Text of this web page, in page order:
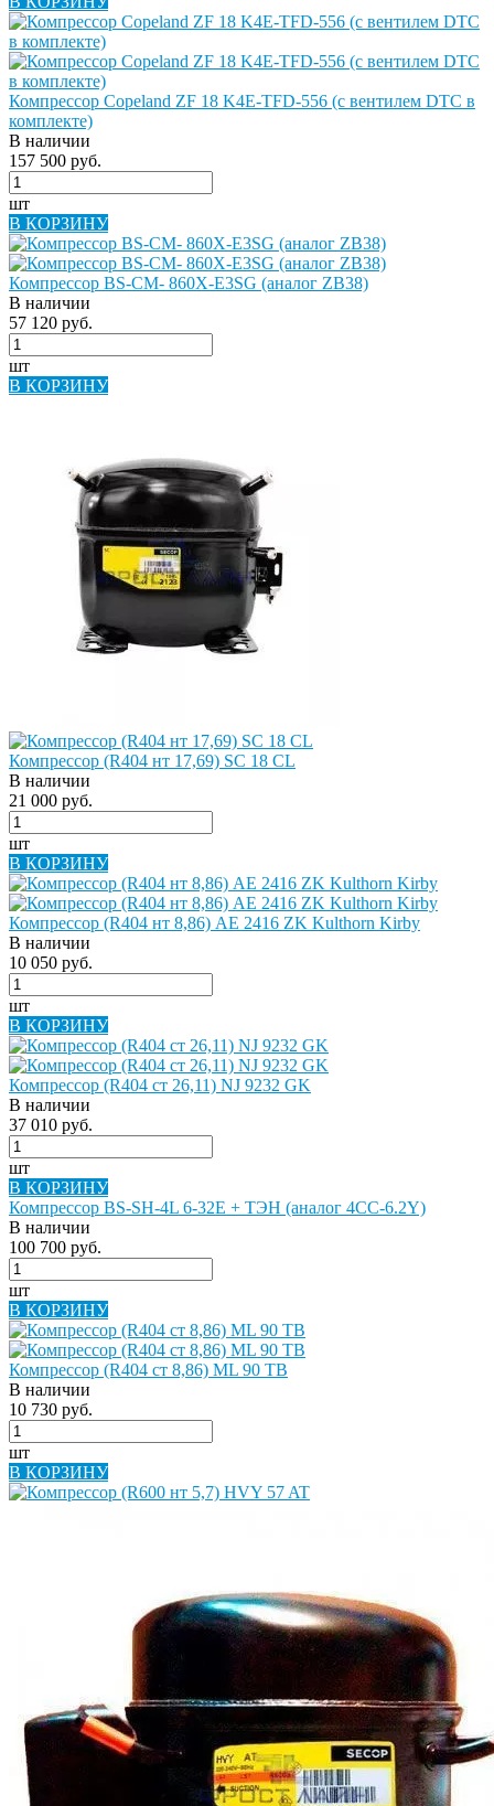
Компрессор Copeland ZF 18 K4E-TFD-556 (с вентилем DTC в
комплекте)
В наличии
157 500 руб.
шт
В КОРЗИНУ
Компрессор BS-CM- 860X-E3SG (аналог ZB38)
В наличии
57 120 руб.
шт
В КОРЗИНУ
Компрессор (R404 нт 17,69) SC 18 СL
В наличии
21 000 руб.
шт
В КОРЗИНУ
Компрессор (R404 нт 8,86) AE 2416 ZK Kulthorn Kirby
В наличии
10 050 руб.
шт
В КОРЗИНУ
Компрессор (R404 ст 26,11) NJ 9232 GK
В наличии
37 010 руб.
шт
В КОРЗИНУ
Компрессор BS-SH-4L 6-32E + ТЭН (аналог 4CC-6.2Y)
В наличии
100 700 руб.
шт
В КОРЗИНУ
Компрессор (R404 ст 8,86) ML 90 TB
В наличии
10 730 руб.
шт
В КОРЗИНУ